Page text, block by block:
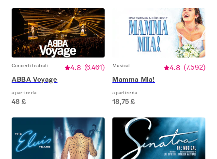
Concerti teatrali 4.8 (6.461)
ABBA Voyage
a partire da
48 £
Musical 4.8 (7.592)
Mamma Mia!
a partire da
18,75 £